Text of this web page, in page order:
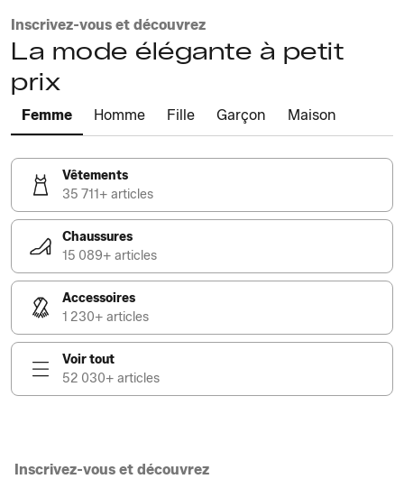
Inscrivez-vous et découvrez
La mode élégante à petit
prix
Femme Homme Fille Garçon Maison
Vêtements
35 711+ articles
Chaussures
15 089+ articles
Accessoires
1 230+ articles
Voir tout
52 030+ articles
Inscrivez-vous et découvrez